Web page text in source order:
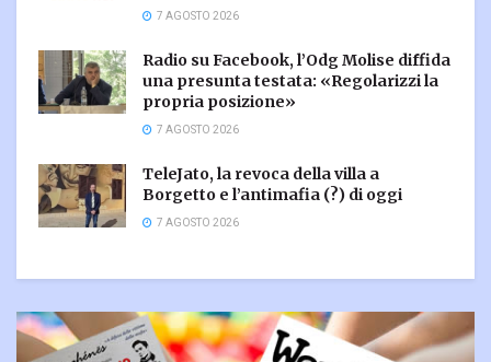
7 AGOSTO 2026
Radio su Facebook, l’Odg Molise diffida
una presunta testata: «Regolarizzi la
propria posizione»
7 AGOSTO 2026
TeleJato, la revoca della villa a
Borgetto e l’antimafia (?) di oggi
7 AGOSTO 2026